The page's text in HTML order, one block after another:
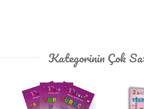
Kategorinin Çok